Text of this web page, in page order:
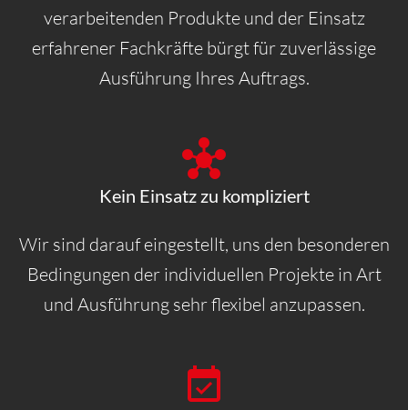
verarbeitenden Produkte und der Einsatz
erfahrener Fachkräfte bürgt für zuverlässige
Ausführung Ihres Auftrags.
Kein Einsatz zu kompliziert
Wir sind darauf eingestellt, uns den besonderen
Bedingungen der individuellen Projekte in Art
und Ausführung sehr flexibel anzupassen.